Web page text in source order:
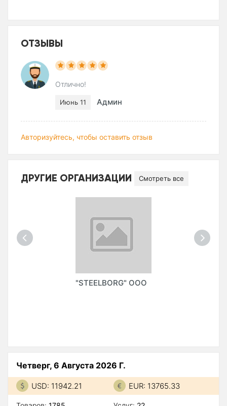
ОТЗЫВЫ
Отлично!
Июнь 11 Админ
Авторизуйтесь, чтобы оставить отзыв
ДРУГИЕ ОРГАНИЗАЦИИ Смотреть все
"STEELBORG" ООО
Четверг, 6 Августа 2026 Г.
USD: 11942.21 EUR: 13765.33